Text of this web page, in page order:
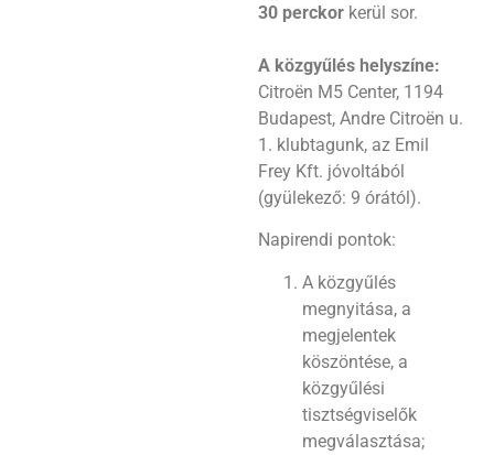
30 perckor kerül sor.
A közgyűlés helyszíne:
Citroën M5 Center, 1194
Budapest, Andre Citroën u.
1. klubtagunk, az Emil
Frey Kft. jóvoltából
(gyülekező: 9 órától).
Napirendi pontok:
A közgyűlés
megnyitása, a
megjelentek
köszöntése, a
közgyűlési
tisztségviselők
megválasztása;